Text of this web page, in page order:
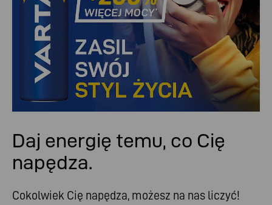
Daj energię temu, co Cię
napędza.
Cokolwiek Cię napędza, możesz na nas liczyć!